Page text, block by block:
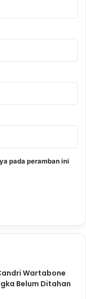
pada peramban ini
Wartabone
Belum Ditahan